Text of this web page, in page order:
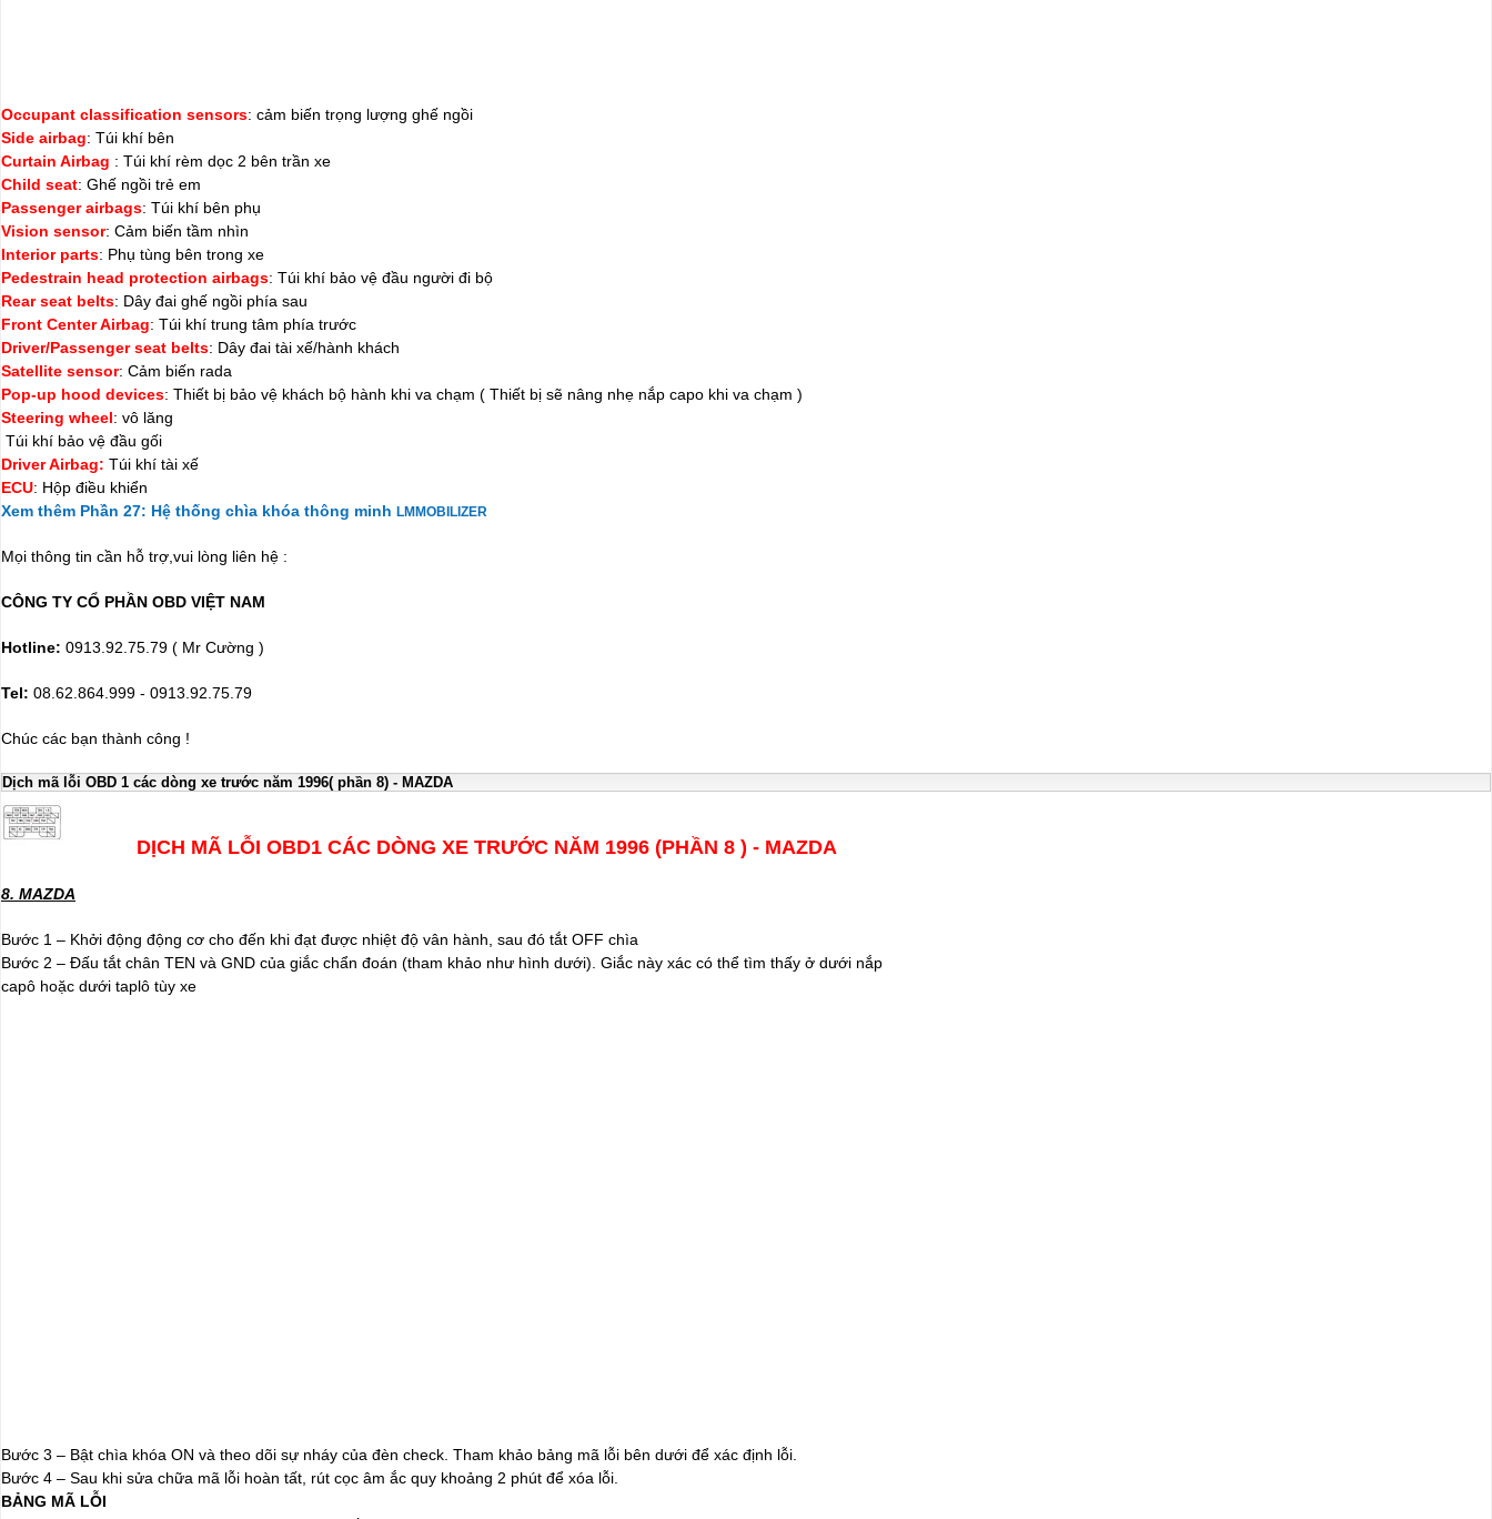
Occupant classification sensors: cảm biến trọng lượng ghế ngồi
Side airbag: Túi khí bên
Curtain Airbag : Túi khí rèm dọc 2 bên trần xe
Child seat: Ghế ngồi trẻ em
Passenger airbags: Túi khí bên phụ
Vision sensor: Cảm biến tầm nhìn
Interior parts: Phụ tùng bên trong xe
Pedestrain head protection airbags: Túi khí bảo vệ đầu người đi bộ
Rear seat belts: Dây đai ghế ngồi phía sau
Front Center Airbag: Túi khí trung tâm phía trước
Driver/Passenger seat belts: Dây đai tài xế/hành khách
Satellite sensor: Cảm biến rada
Pop-up hood devices: Thiết bị bảo vệ khách bộ hành khi va chạm ( Thiết bị sẽ nâng nhẹ nắp capo khi va chạm )
Steering wheel: vô lăng
Túi khí bảo vệ đầu gối
Driver Airbag: Túi khí tài xế
ECU: Hộp điều khiển
Xem thêm Phần 27: Hệ thống chìa khóa thông minh LMMOBILIZER
Mọi thông tin cần hỗ trợ,vui lòng liên hệ :
CÔNG TY CỔ PHẦN OBD VIỆT NAM
Hotline: 0913.92.75.79 ( Mr Cường )
Tel: 08.62.864.999 - 0913.92.75.79
Chúc các bạn thành công !
Dịch mã lỗi OBD 1 các dòng xe trước năm 1996( phần 8) - MAZDA
DỊCH MÃ LỖI OBD1 CÁC DÒNG XE TRƯỚC NĂM 1996 (PHẦN 8 ) - MAZDA
8. MAZDA
Bước 1 – Khởi động động cơ cho đến khi đạt được nhiệt độ vân hành, sau đó tắt OFF chìa
Bước 2 – Đấu tắt chân TEN và GND của giắc chẩn đoán (tham khảo như hình dưới). Giắc này xác có thể tìm thấy ở dưới nắp
capô hoặc dưới taplô tùy xe
Bước 3 – Bật chìa khóa ON và theo dõi sự nháy của đèn check. Tham khảo bảng mã lỗi bên dưới để xác định lỗi.
Bước 4 – Sau khi sửa chữa mã lỗi hoàn tất, rút cọc âm ắc quy khoảng 2 phút để xóa lỗi.
BẢNG MÃ LỖI